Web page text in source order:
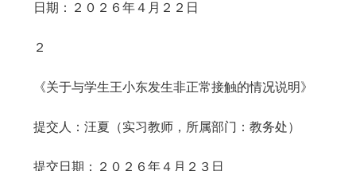
日期：２０２６年４月２２日
２
《关于与学生王小东发生非正常接触的情况说明》
提交人：汪夏（实习教师，所属部门：教务处）
提交日期：２０２６年４月２３日